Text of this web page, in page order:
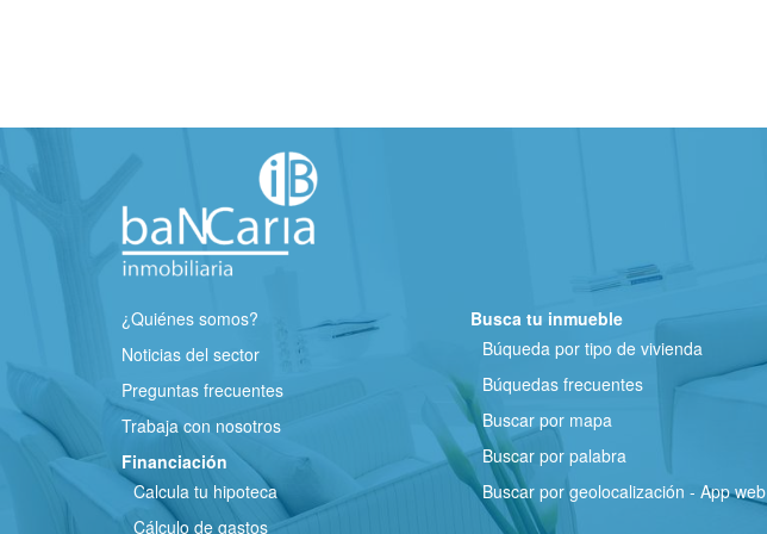
¿Quiénes somos?
Noticias del sector
Preguntas frecuentes
Trabaja con nosotros
Financiación
Calcula tu hipoteca
Cálculo de gastos
Busca tu inmueble
Búqueda por tipo de vivienda
Búquedas frecuentes
Buscar por mapa
Buscar por palabra
Buscar por geolocalización - App web